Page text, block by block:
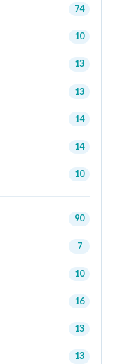
74
10
13
13
14
14
10
90
7
10
16
13
13